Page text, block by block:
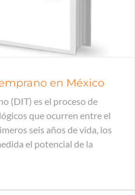
en México
(DIT) es el proceso de
que ocurren entre el
seis años de vida, los
el potencial de la